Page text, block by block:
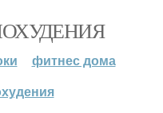
фитнес дома